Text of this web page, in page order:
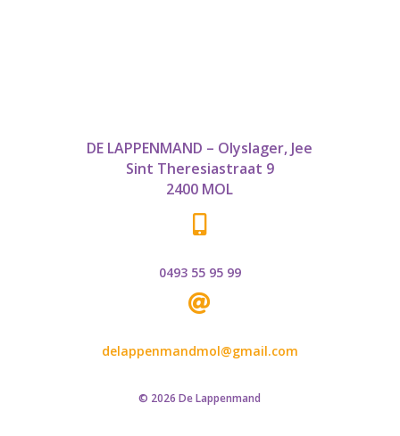
DE LAPPENMAND – Olyslager, Jee
Sint Theresiastraat 9
2400 MOL

0493 55 95 99

delappenmandmol@gmail.com
© 2026 De Lappenmand